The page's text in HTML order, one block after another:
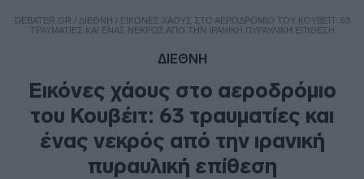
DEBATER.GR / ΔΙΕΘΝΗ / ΕΙΚΌΝΕΣ ΧΆΟΥΣ ΣΤΟ ΑΕΡΟΔΡΌΜΙΟ ΤΟΥ ΚΟΥΒΈΙΤ: 63
ΤΡΑΥΜΑΤΊΕΣ ΚΑΙ ΈΝΑΣ ΝΕΚΡΌΣ ΑΠΌ ΤΗΝ ΙΡΑΝΙΚΉ ΠΥΡΑΥΛΙΚΉ ΕΠΊΘΕΣΗ
ΔΙΕΘΝΗ
Εικόνες χάους στο αεροδρόμιο
του Κουβέιτ: 63 τραυματίες και
ένας νεκρός από την ιρανική
πυραυλική επίθεση